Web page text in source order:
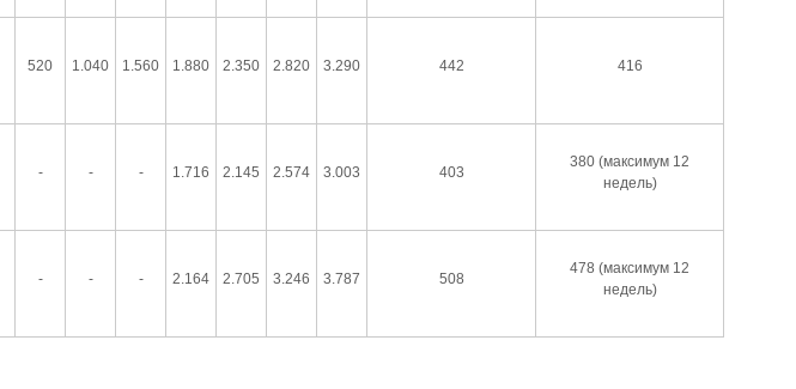
520 1.040 1.560 1.880 2.350 2.820 3.290 442 416
- - - 1.716 2.145 2.574 3.003 403
380 (максимум 12
недель)
- - - 2.164 2.705 3.246 3.787 508
478 (максимум 12
недель)